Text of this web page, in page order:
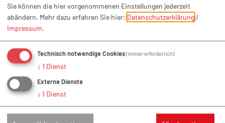
GEMEINDE FÜNFSTETTEN
Sie können die hier vorgenommenen Einstellungen jederzeit
abändern. Mehr dazu erfahren Sie hier: Datenschutzerklärung /
Impressum.
Technisch notwendige Cookies(immer erforderlich)
↓ 1 Dienst
Externe Dienste
↓ 1 Dienst